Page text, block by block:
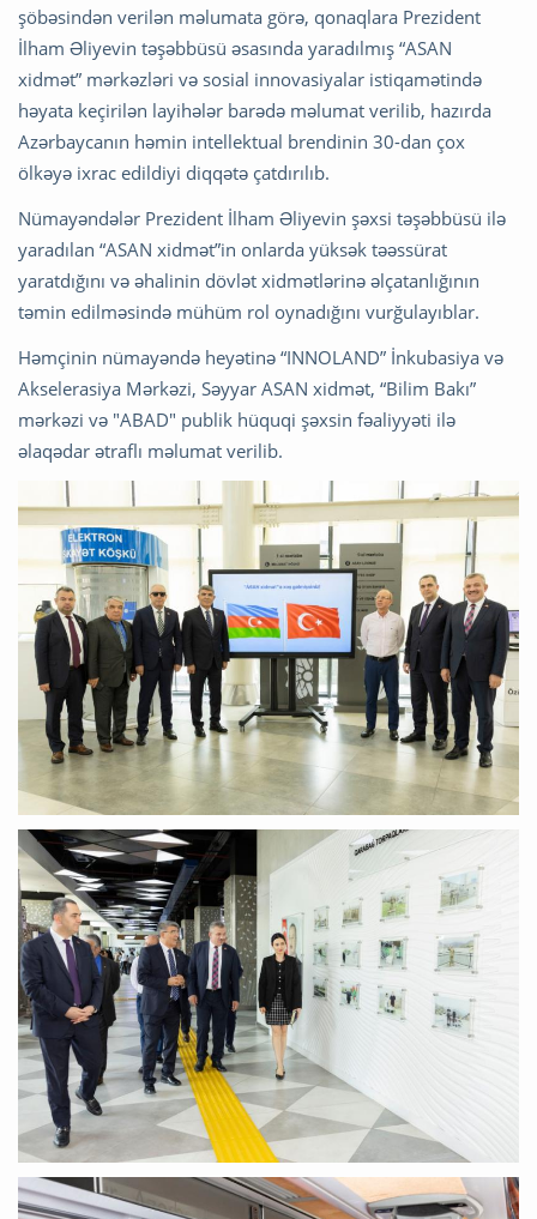
şöbəsindən verilən məlumata görə, qonaqlara Prezident
İlham Əliyevin təşəbbüsü əsasında yaradılmış “ASAN
xidmət” mərkəzləri və sosial innovasiyalar istiqamətində
həyata keçirilən layihələr barədə məlumat verilib, hazırda
Azərbaycanın həmin intellektual brendinin 30-dan çox
ölkəyə ixrac edildiyi diqqətə çatdırılıb.
Nümayəndələr Prezident İlham Əliyevin şəxsi təşəbbüsü ilə
yaradılan “ASAN xidmət”in onlarda yüksək təəssürat
yaratdığını və əhalinin dövlət xidmətlərinə əlçatanlığının
təmin edilməsində mühüm rol oynadığını vurğulayıblar.
Həmçinin nümayəndə heyətinə “INNOLAND” İnkubasiya və
Akselerasiya Mərkəzi, Səyyar ASAN xidmət, “Bilim Bakı”
mərkəzi və "ABAD" publik hüquqi şəxsin fəaliyyəti ilə
əlaqədar ətraflı məlumat verilib.